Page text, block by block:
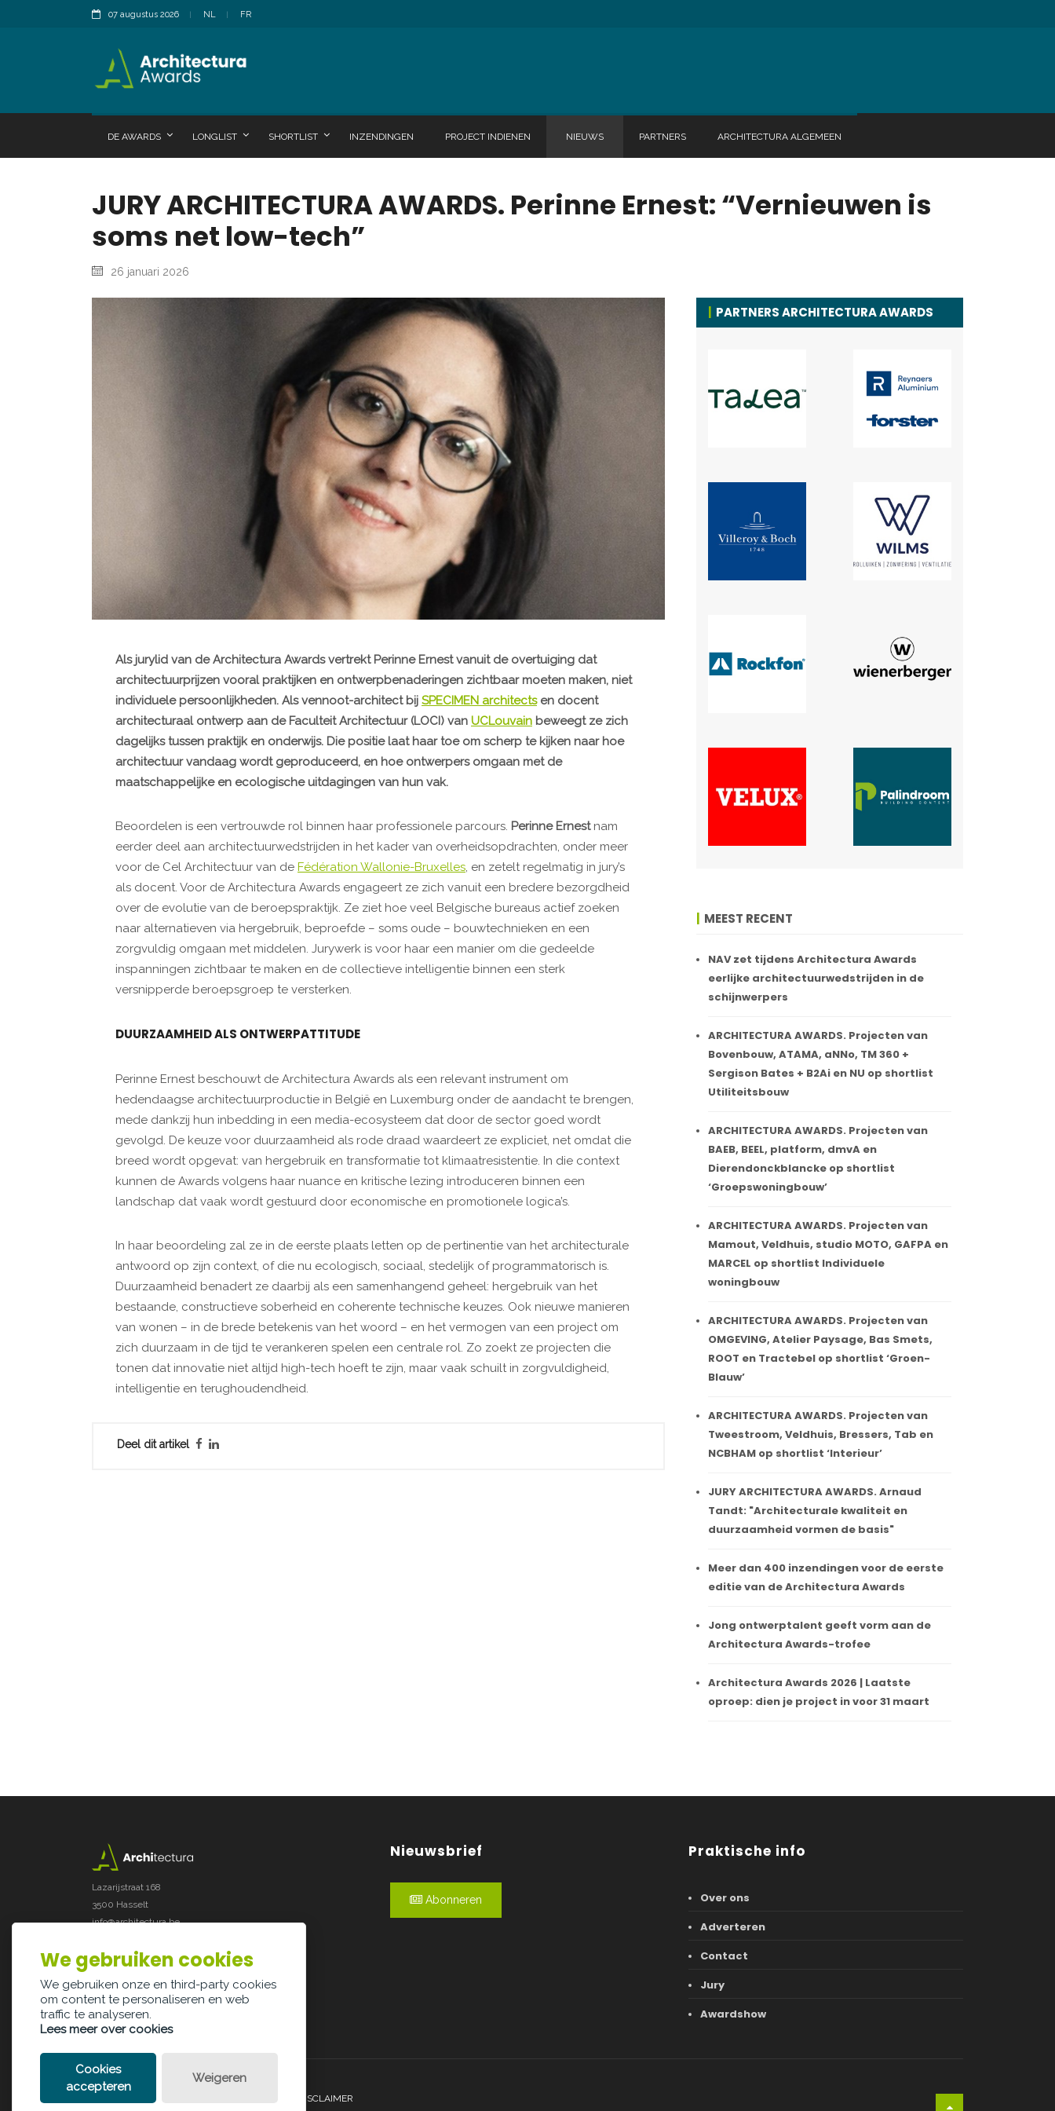
07 augustus 2026 NL FR
DE AWARDS LONGLIST SHORTLIST INZENDINGEN PROJECT INDIENEN NIEUWS PARTNERS ARCHITECTURA ALGEMEEN
JURY ARCHITECTURA AWARDS. Perinne Ernest: “Vernieuwen is
soms net low-tech”
26 januari 2026
Als jurylid van de Architectura Awards vertrekt Perinne Ernest vanuit de overtuiging dat
architectuurprijzen vooral praktijken en ontwerpbenaderingen zichtbaar moeten maken, niet
individuele persoonlijkheden. Als vennoot-architect bij SPECIMEN architectsen docent
architecturaal ontwerp aan de Faculteit Architectuur (LOCI) van UCLouvain beweegt ze zich
dagelijks tussen praktijk en onderwijs. Die positie laat haar toe om scherp te kijken naar hoe
architectuur vandaag wordt geproduceerd, en hoe ontwerpers omgaan met de
maatschappelijke en ecologische uitdagingen van hun vak.
Beoordelen is een vertrouwde rol binnen haar professionele parcours. Perinne Ernestnam
eerder deel aan architectuurwedstrijden in het kader van overheidsopdrachten, onder meer
voor de Cel Architectuur van de Fédération Wallonie-Bruxelles, en zetelt regelmatig in jury’s
als docent. Voor de Architectura Awards engageert ze zich vanuit een bredere bezorgdheid
over de evolutie van de beroepspraktijk. Ze ziet hoe veel Belgische bureaus actief zoeken
naar alternatieven via hergebruik, beproefde – soms oude – bouwtechnieken en een
zorgvuldig omgaan met middelen. Jurywerk is voor haar een manier om die gedeelde
inspanningen zichtbaar te maken en de collectieve intelligentie binnen een sterk
versnipperde beroepsgroep te versterken.
DUURZAAMHEID ALS ONTWERPATTITUDE
Perinne Ernest beschouwt de Architectura Awards als een relevant instrument om
hedendaagse architectuurproductie in België en Luxemburg onder de aandacht te brengen,
mede dankzij hun inbedding in een media-ecosysteem dat door de sector goed wordt
gevolgd. De keuze voor duurzaamheid als rode draad waardeert ze expliciet, net omdat die
breed wordt opgevat: van hergebruik en transformatie tot klimaatresistentie. In die context
kunnen de Awards volgens haar nuance en kritische lezing introduceren binnen een
landschap dat vaak wordt gestuurd door economische en promotionele logica’s.
In haar beoordeling zal ze in de eerste plaats letten op de pertinentie van het architecturale
antwoord op zijn context, of die nu ecologisch, sociaal, stedelijk of programmatorisch is.
Duurzaamheid benadert ze daarbij als een samenhangend geheel: hergebruik van het
bestaande, constructieve soberheid en coherente technische keuzes. Ook nieuwe manieren
van wonen – in de brede betekenis van het woord – en het vermogen van een project om
zich duurzaam in de tijd te verankeren spelen een centrale rol. Zo zoekt ze projecten die
tonen dat innovatie niet altijd high-tech hoeft te zijn, maar vaak schuilt in zorgvuldigheid,
intelligentie en terughoudendheid.
Deel dit artikel
PARTNERS ARCHITECTURA AWARDS
MEEST RECENT
NAV zet tijdens Architectura Awards
eerlijke architectuurwedstrijden in de
schijnwerpers
ARCHITECTURA AWARDS. Projecten van
Bovenbouw, ATAMA, aNNo, TM 360 +
Sergison Bates + B2Ai en NU op shortlist
Utiliteitsbouw
ARCHITECTURA AWARDS. Projecten van
BAEB, BEEL, platform, dmvA en
Dierendonckblancke op shortlist
‘Groepswoningbouw’
ARCHITECTURA AWARDS. Projecten van
Mamout, Veldhuis, studio MOTO, GAFPA en
MARCEL op shortlist Individuele
woningbouw
ARCHITECTURA AWARDS. Projecten van
OMGEVING, Atelier Paysage, Bas Smets,
ROOT en Tractebel op shortlist ‘Groen-
Blauw’
ARCHITECTURA AWARDS. Projecten van
Tweestroom, Veldhuis, Bressers, Tab en
NCBHAM op shortlist ‘Interieur’
JURY ARCHITECTURA AWARDS. Arnaud
Tandt: "Architecturale kwaliteit en
duurzaamheid vormen de basis"
Meer dan 400 inzendingen voor de eerste
editie van de Architectura Awards
Jong ontwerptalent geeft vorm aan de
Architectura Awards-trofee
Architectura Awards 2026 | Laatste
oproep: dien je project in voor 31 maart
Lazarijstraat 168
3500 Hasselt
info@architectura.be
Nieuwsbrief
Abonneren
Praktische info
Over ons
Adverteren
Contact
Jury
Awardshow
PRIVACY POLICY LEGAL DISCLAIMER
We gebruiken cookies
We gebruiken onze en third-party cookies
om content te personaliseren en web
traffic te analyseren.
Lees meer over cookies
Cookies
accepteren
Weigeren